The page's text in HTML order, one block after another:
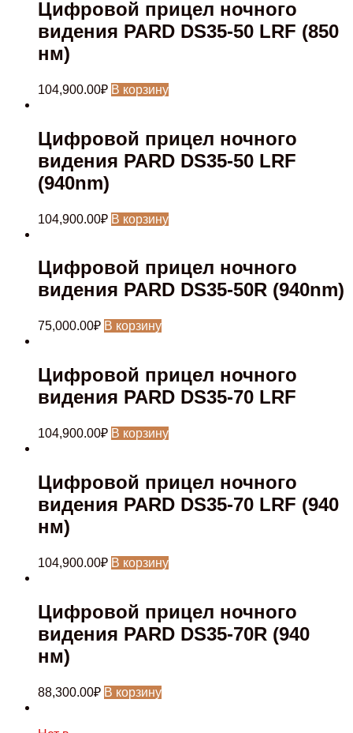
Цифровой прицел ночного
видения PARD DS35-50 LRF (850
нм)
104,900.00₽ В корзину
Цифровой прицел ночного
видения PARD DS35-50 LRF
(940nm)
104,900.00₽ В корзину
Цифровой прицел ночного
видения PARD DS35-50R (940nm)
75,000.00₽ В корзину
Цифровой прицел ночного
видения PARD DS35-70 LRF
104,900.00₽ В корзину
Цифровой прицел ночного
видения PARD DS35-70 LRF (940
нм)
104,900.00₽ В корзину
Цифровой прицел ночного
видения PARD DS35-70R (940
нм)
88,300.00₽ В корзину